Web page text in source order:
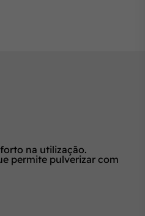
na utilização.
permite pulverizar com